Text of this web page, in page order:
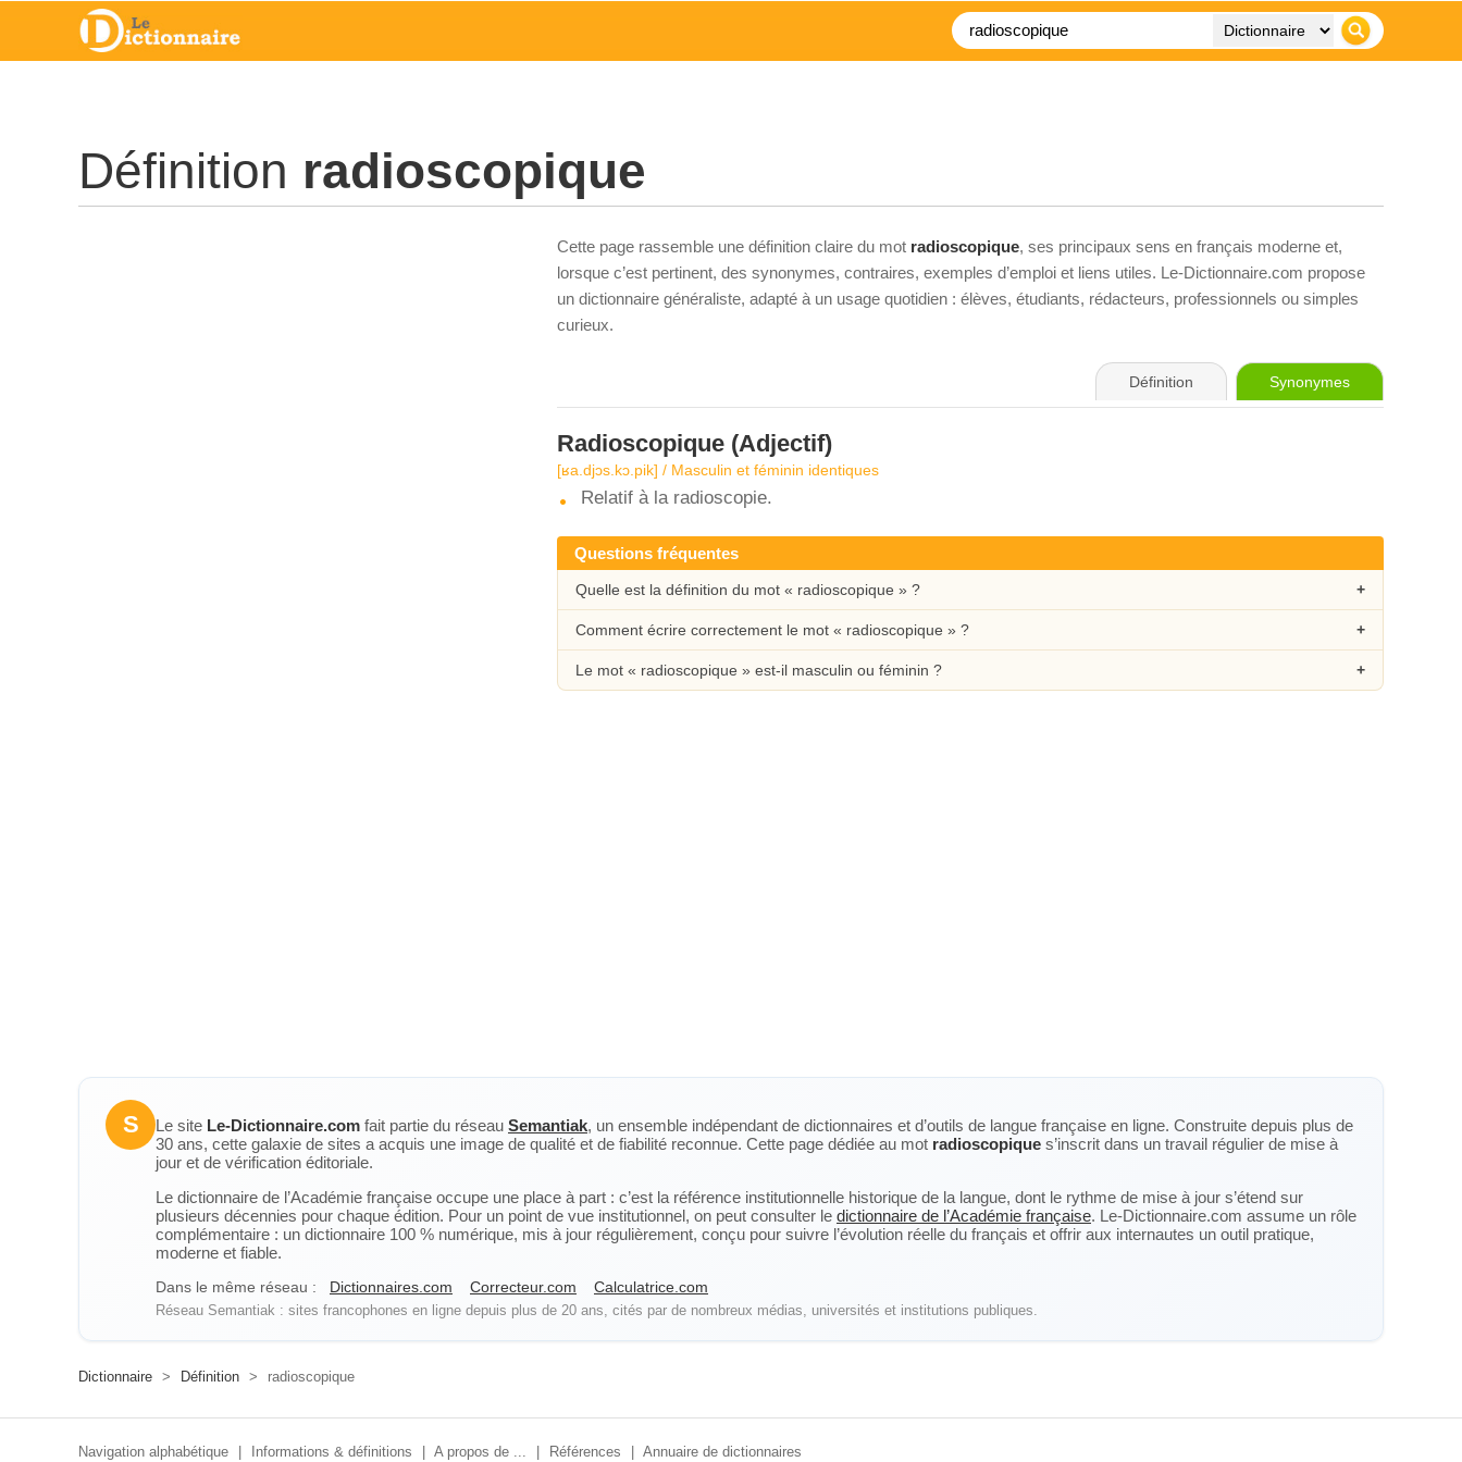
Définition radioscopique
Cette page rassemble une définition claire du mot radioscopique, ses principaux sens en français moderne et,
lorsque c’est pertinent, des synonymes, contraires, exemples d’emploi et liens utiles. Le-Dictionnaire.com propose
un dictionnaire généraliste, adapté à un usage quotidien : élèves, étudiants, rédacteurs, professionnels ou simples
curieux.
Définition Synonymes
Radioscopique (Adjectif)
[ʁa.djɔs.kɔ.pik] / Masculin et féminin identiques
Relatif à la radioscopie.
Questions fréquentes
Quelle est la définition du mot « radioscopique » ?
Comment écrire correctement le mot « radioscopique » ?
Le mot « radioscopique » est-il masculin ou féminin ?
S Le site Le-Dictionnaire.com fait partie du réseau Semantiak, un ensemble indépendant de dictionnaires et d’outils de langue française en ligne. Construite depuis plus de
30 ans, cette galaxie de sites a acquis une image de qualité et de fiabilité reconnue. Cette page dédiée au mot radioscopique s’inscrit dans un travail régulier de mise à
jour et de vérification éditoriale.
Le dictionnaire de l’Académie française occupe une place à part : c’est la référence institutionnelle historique de la langue, dont le rythme de mise à jour s’étend sur
plusieurs décennies pour chaque édition. Pour un point de vue institutionnel, on peut consulter le dictionnaire de l’Académie française. Le-Dictionnaire.com assume un rôle
complémentaire : un dictionnaire 100 % numérique, mis à jour régulièrement, conçu pour suivre l’évolution réelle du français et offrir aux internautes un outil pratique,
moderne et fiable.
Dans le même réseau : Dictionnaires.com Correcteur.com Calculatrice.com
Réseau Semantiak : sites francophones en ligne depuis plus de 20 ans, cités par de nombreux médias, universités et institutions publiques.
Dictionnaire > Définition > radioscopique
Navigation alphabétique Informations & définitions A propos de ... Références Annuaire de dictionnaires